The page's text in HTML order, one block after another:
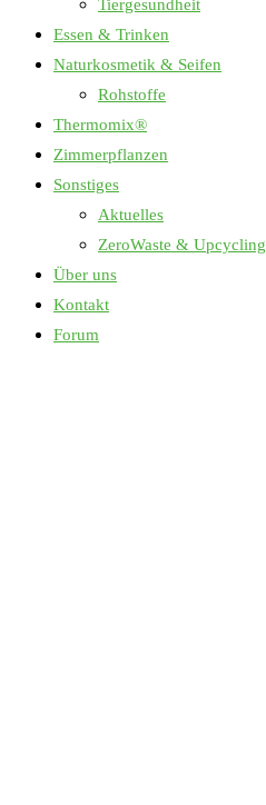
Tiergesundheit
Essen & Trinken
Naturkosmetik & Seifen
Rohstoffe
Thermomix®
Zimmerpflanzen
Sonstiges
Aktuelles
ZeroWaste & Upcycling
Über uns
Kontakt
Forum